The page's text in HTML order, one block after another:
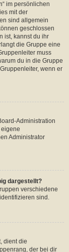
im persönlichen
mit der
sind allgemein
geschlossen
ist, kannst du ihr
die Gruppe eine
muss
du in die Gruppe
wenn er
Administration
Administrator
dargestellt?
verschiedene
sind.
dient die
der bei dir